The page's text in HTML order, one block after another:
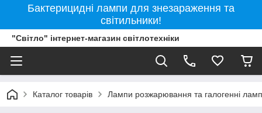
Бактерицидні лампи для знезараження та
світильники!
"Світло" інтернет-магазин світлотехніки
Каталог товарів Лампи розжарювання та галогенні